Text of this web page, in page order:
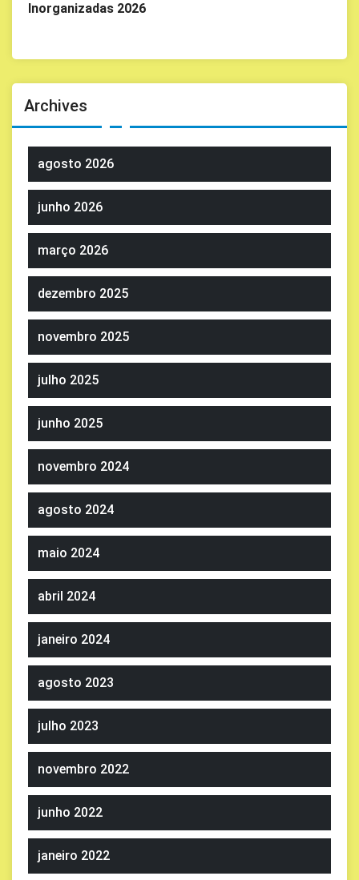
Inorganizadas 2026
Archives
agosto 2026
junho 2026
março 2026
dezembro 2025
novembro 2025
julho 2025
junho 2025
novembro 2024
agosto 2024
maio 2024
abril 2024
janeiro 2024
agosto 2023
julho 2023
novembro 2022
junho 2022
janeiro 2022